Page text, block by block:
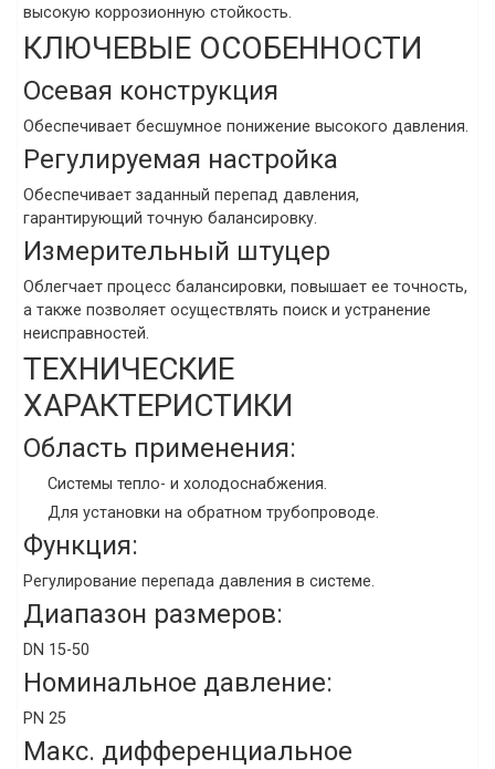
высокую коррозионную стойкость.
КЛЮЧЕВЫЕ ОСОБЕННОСТИ
Осевая конструкция
Обеспечивает бесшумное понижение высокого давления.
Регулируемая настройка
Обеспечивает заданный перепад давления,
гарантирующий точную балансировку.
Измерительный штуцер
Облегчает процесс балансировки, повышает ее точность,
а также позволяет осуществлять поиск и устранение
неисправностей.
ТЕХНИЧЕСКИЕ
ХАРАКТЕРИСТИКИ
Область применения:
Системы тепло- и холодоснабжения.
Для установки на обратном трубопроводе.
Функция:
Регулирование перепада давления в системе.
Диапазон размеров:
DN 15-50
Номинальное давление:
PN 25
Макс. дифференциальное